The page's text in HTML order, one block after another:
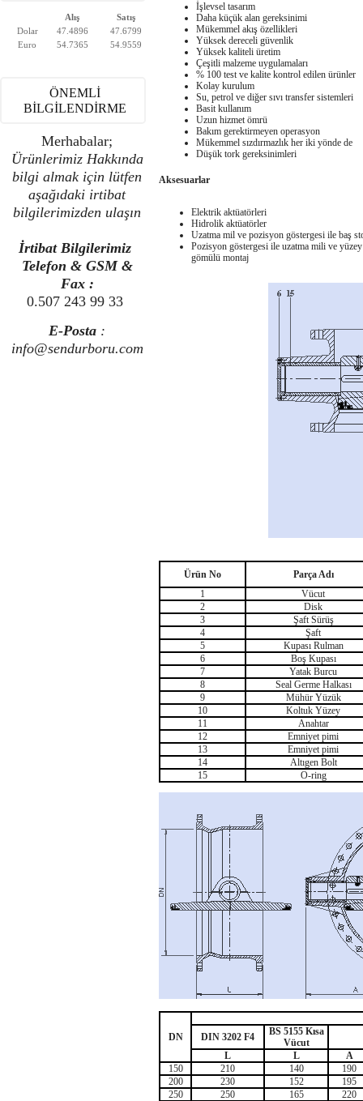
Alış
Satış
Dolar
47.4896
47.6799
Euro
54.7365 54.9559
ÖNEMLİ
BİLGİLENDİRME
Merhabalar;
Ürünlerimiz Hakkında
bilgi almak için lütfen
aşağıdaki irtibat
bilgilerimizden ulaşın
İrtibat Bilgilerimiz
Telefon & GSM &
Fax :
0.507 243 99 33
E-Posta :
info@sendurboru.com
İşlevsel tasarım
Daha küçük alan gereksinimi
Mükemmel akış özellikleri
Yüksek dereceli güvenlik
Yüksek kaliteli üretim
Çeşitli malzeme uygulamaları
% 100 test ve kalite kontrol edilen ürünler
Kolay kurulum
Su, petrol ve diğer sıvı transfer sistemleri
Basit kullanım
Uzun hizmet ömrü
Bakım gerektirmeyen operasyon
Mükemmel sızdırmazlık her iki yönde de
Düşük tork gereksinimleri
Aksesuarlar
Elektrik aktüatörleri
Hidrolik aktüatörler
Uzatma mil ve pozisyon göstergesi ile baş
Pozisyon göstergesi ile uzatma mili ve
gömülü montaj
Ürün No
Parça Adı
1
Vücut
2
Disk
3
Şaft Sürüş
4
Şaft
5
Kupası Rulman
6
Boş Kupası
7
Yatak Burcu
8
Seal Germe Halkası
9
Mühür Yüzük
10
Koltuk Yüzey
11
Anahtar
12
Emniyet pimi
13
Emniyet pimi
14
Altıgen Bolt
15
O-ring
DN DIN 3202 F4
BS 5155 Kısa
Vücut
L
L
A
150
210 140
190
200
230 152
195
250
250 165
220